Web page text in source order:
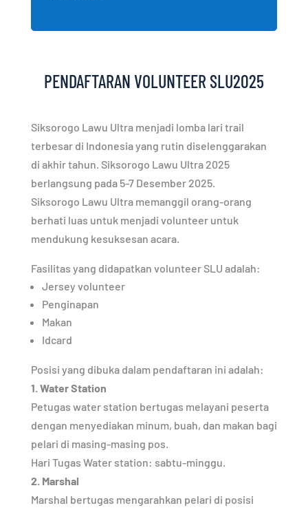
PENDAFTARAN VOLUNTEER SLU2025
Siksorogo Lawu Ultra menjadi lomba lari trail
terbesar di Indonesia yang rutin diselenggarakan
di akhir tahun. Siksorogo Lawu Ultra 2025
berlangsung pada 5-7 Desember 2025.
Siksorogo Lawu Ultra memanggil orang-orang
berhati luas untuk menjadi volunteer untuk
mendukung kesuksesan acara.
Fasilitas yang didapatkan volunteer SLU adalah:
Jersey volunteer
Penginapan
Makan
Idcard
Posisi yang dibuka dalam pendaftaran ini adalah:
1. Water Station
Petugas water station bertugas melayani peserta
dengan menyediakan minum, buah, dan makan bagi
pelari di masing-masing pos.
Hari Tugas Water station: sabtu-minggu.
2. Marshal
Marshal bertugas mengarahkan pelari di posisi